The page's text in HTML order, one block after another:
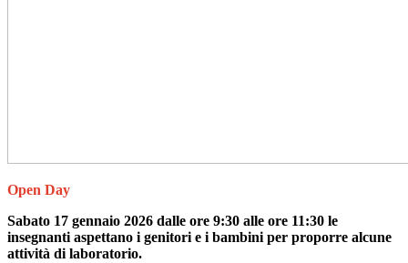
Open Day
Sabato 17 gennaio 2026 dalle ore 9:30 alle ore 11:30 le
insegnanti aspettano i genitori e i bambini per proporre alcune
attività di laboratorio.